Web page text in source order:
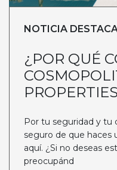
NOTICIA
¿POR QUÉ
Por tu seguridad y tu
seguro de que haces
aquí. ¿Si no deseas
preocupánd